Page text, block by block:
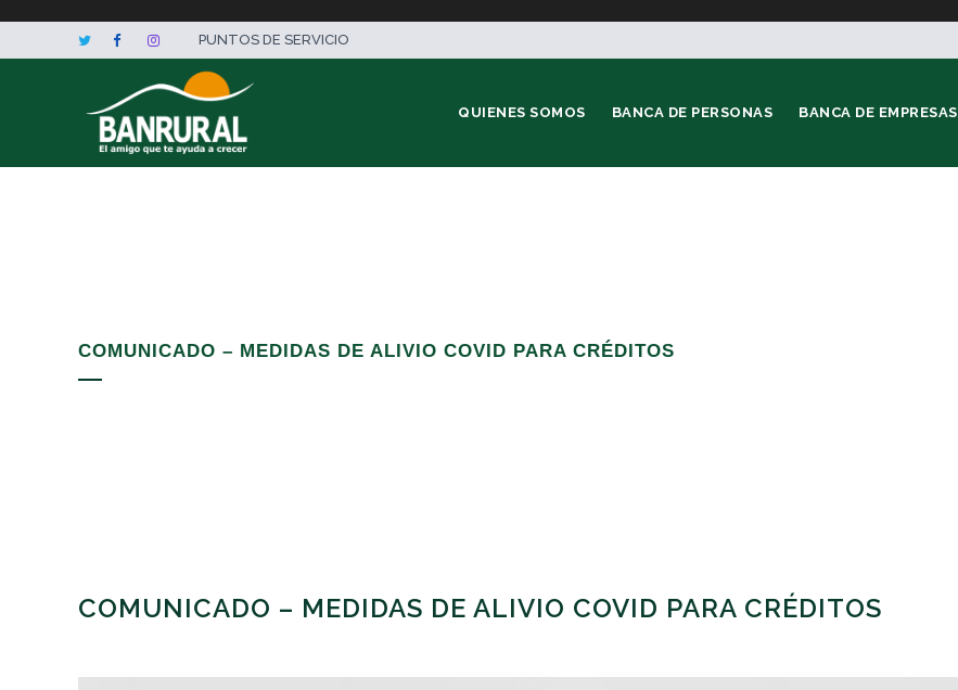
PUNTOS DE SERVICIO
QUIENES SOMOS BANCA DE PERSONAS BANCA DE EMPRESAS
COMUNICADO – MEDIDAS DE ALIVIO COVID PARA CRÉDITOS
COMUNICADO – MEDIDAS DE ALIVIO COVID PARA CRÉDITOS